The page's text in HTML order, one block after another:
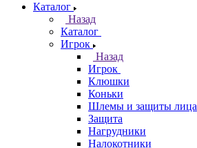
Каталог
Назад
Каталог
Игрок
Назад
Игрок
Клюшки
Коньки
Шлемы и защиты лица
Защита
Нагрудники
Налокотники